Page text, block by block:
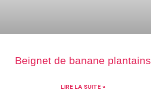
Beignet de banane plantains
LIRE LA SUITE »